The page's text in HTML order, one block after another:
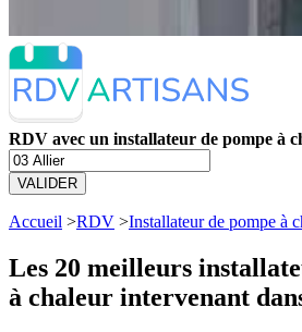
RDV avec un installateur de pompe à
VALIDER
Accueil >RDV >Installateur de pompe à
Les 20 meilleurs
à chaleur intervenant